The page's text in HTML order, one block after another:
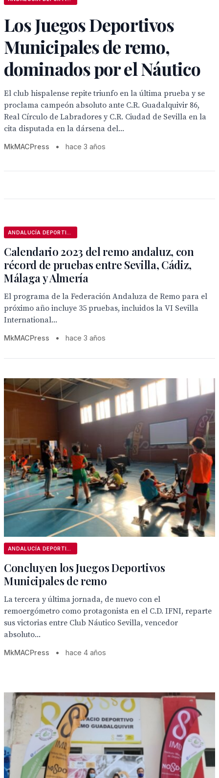
Los Juegos Deportivos
Municipales de remo,
dominados por el Náutico
El club hispalense repite triunfo en la última prueba y se
proclama campeón absoluto ante C.R. Guadalquivir 86,
Real Círculo de Labradores y C.R. Ciudad de Sevilla en la
cita disputada en la dársena del...
MkMACPress • hace 3 años
Calendario 2023 del remo andaluz, con
récord de pruebas entre Sevilla, Cádiz,
Málaga y Almería
El programa de la Federación Andaluza de Remo para el
próximo año incluye 35 pruebas, incluidos la VI Sevilla
International...
MkMACPress • hace 3 años
Concluyen los Juegos Deportivos
Municipales de remo
La tercera y última jornada, de nuevo con el
remoergómetro como protagonista en el C.D. IFNI, reparte
sus victorias entre Club Náutico Sevilla, vencedor
absoluto...
MkMACPress • hace 4 años